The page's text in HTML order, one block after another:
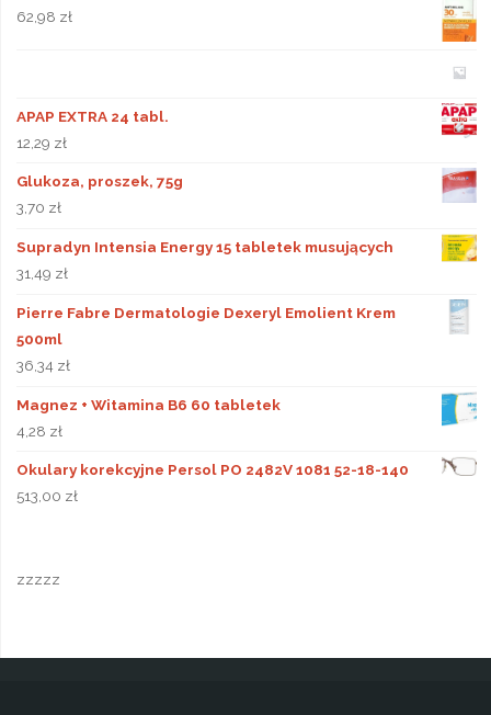
62,98 zł
APAP EXTRA 24 tabl.
12,29 zł
Glukoza, proszek, 75g
3,70 zł
Supradyn Intensia Energy 15 tabletek musujących
31,49 zł
Pierre Fabre Dermatologie Dexeryl Emolient Krem
500ml
36,34 zł
Magnez + Witamina B6 60 tabletek
4,28 zł
Okulary korekcyjne Persol PO 2482V 1081 52-18-140
513,00 zł
zzzzz